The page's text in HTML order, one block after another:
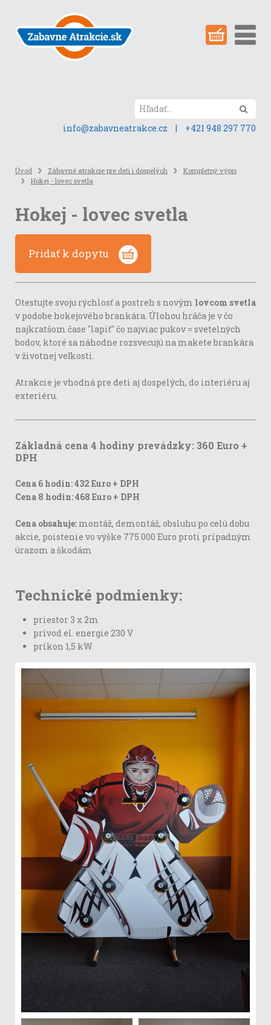
obsah
stránky
info@zabavneatrakce.cz
| +421 948 297 770
Úvod Zábavné atrakcie pre deti i dospelých
Kompletný výpis
Hokej - lovec svetla
Hokej - lovec svetla
Pridať k dopytu
Otestujte svoju rýchlosť a postreh s novým lovcom svetla
v podobe hokejového brankára. Úlohou hráča je v čo
najkratšom čase "lapiť" čo najviac pukov = svetelných
bodov, ktoré sa náhodne rozsvecujú na makete brankára
v životnej veľkosti.
Atrakcie je vhodná pre deti aj dospelých, do interiéru aj
exteriéru.
Základná cena 4 hodiny prevádzky: 360 Euro +
DPH
Cena 6 hodin: 432 Euro + DPH
Cena 8 hodin: 468 Euro + DPH
Cena obsahuje: montáž, demontáž, obsluhu po celú dobu
akcie, poistenie vo výške 775 000 Euro proti prípadným
úrazom a škodám
Technické podmienky:
priestor 3 x 2m
prívod el. energie 230 V
príkon 1,5 kW